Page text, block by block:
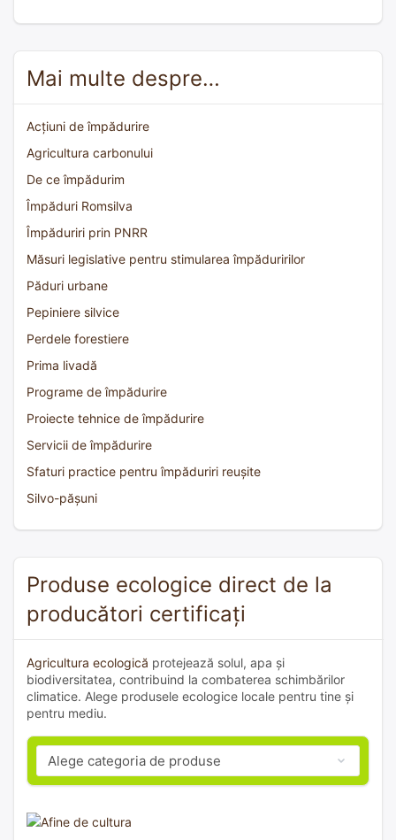
Mai multe despre…
Acțiuni de împădurire
Agricultura carbonului
De ce împădurim
Împăduri Romsilva
Împăduriri prin PNRR
Măsuri legislative pentru stimularea împăduririlor
Păduri urbane
Pepiniere silvice
Perdele forestiere
Prima livadă
Programe de împădurire
Proiecte tehnice de împădurire
Servicii de împădurire
Sfaturi practice pentru împăduriri reușite
Silvo-pășuni
Produse ecologice direct de la
producători certificați
Agricultura ecologică protejează solul, apa și
biodiversitatea, contribuind la combaterea schimbărilor
climatice. Alege produsele ecologice locale pentru tine și
pentru mediu.